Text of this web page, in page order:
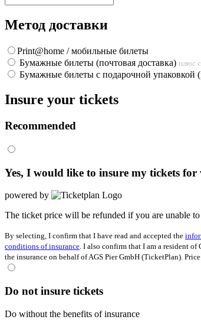
Метод доставки
Print@home / мобильные билеты
Бумажные билеты (почтовая доставка) плюс
Бумажные билеты с подарочной упаковкой
Insure your tickets
Recommended
Yes, I would like to insure my tickets for
powered by
The ticket price will be refunded if you are unable
By selecting, I confirm that I have read and accepted the
conditions of insurance. I also confirm that I am a resident
the insurance on behalf of AGS Pier GmbH (TicketPlan).
Do not insure tickets
Do without the benefits of insurance